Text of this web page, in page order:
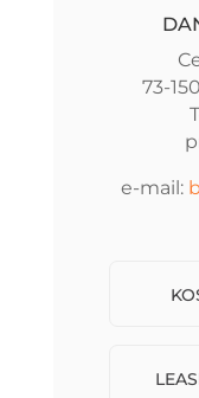
73-
e-mail: